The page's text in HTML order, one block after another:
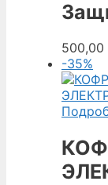
500,00
-35%